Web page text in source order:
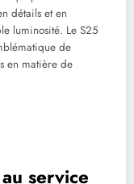
détails et en
luminosité. Le S25
de
en matière de
service